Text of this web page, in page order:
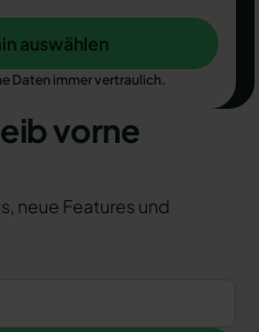
auswählen
Daten immer vertraulich.
vorne
neue Features und